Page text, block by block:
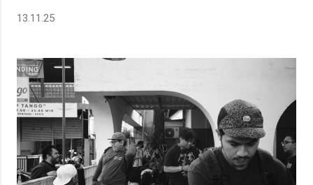
13.11.25